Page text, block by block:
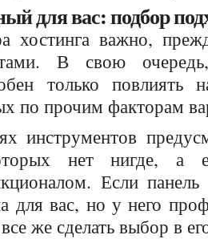
для вас: подбор
хостинга важно,
В свою
только
по прочим факторам
инструментов
нет нигде, а
Если панель
для вас, но у него
же сделать выбор в